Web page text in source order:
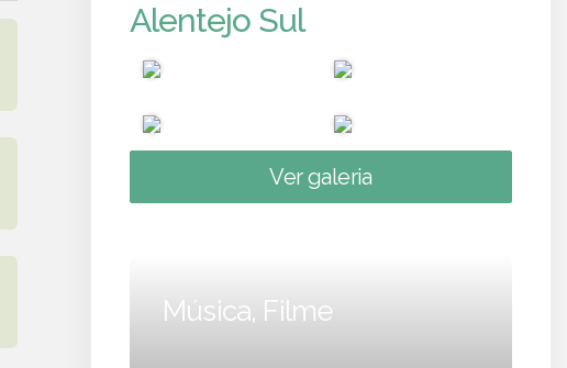
Alentejo Sul
Ver galeria
Música, Filme